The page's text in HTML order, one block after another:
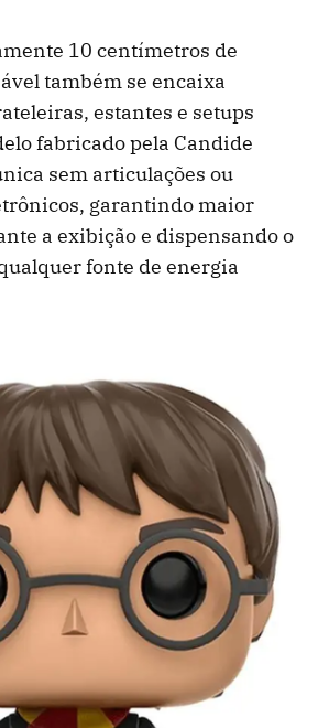
10 centímetros de
também se encaixa
estantes e setups
fabricado pela Candide
sem articulações ou
garantindo maior
a exibição e dispensando o
fonte de energia